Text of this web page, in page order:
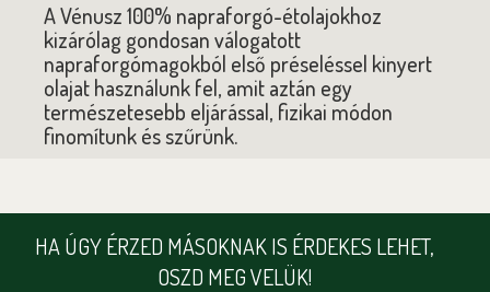
A Vénusz 100% napraforgó-étolajokhoz
kizárólag gondosan válogatott
napraforgómagokból első préseléssel kinyert
olajat használunk fel, amit aztán egy
természetesebb eljárással, fizikai módon
finomítunk és szűrünk.
HA ÚGY ÉRZED MÁSOKNAK IS ÉRDEKES LEHET,
OSZD MEG VELÜK!